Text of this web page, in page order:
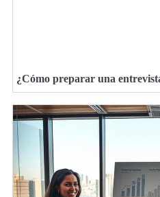
¿Cómo preparar una